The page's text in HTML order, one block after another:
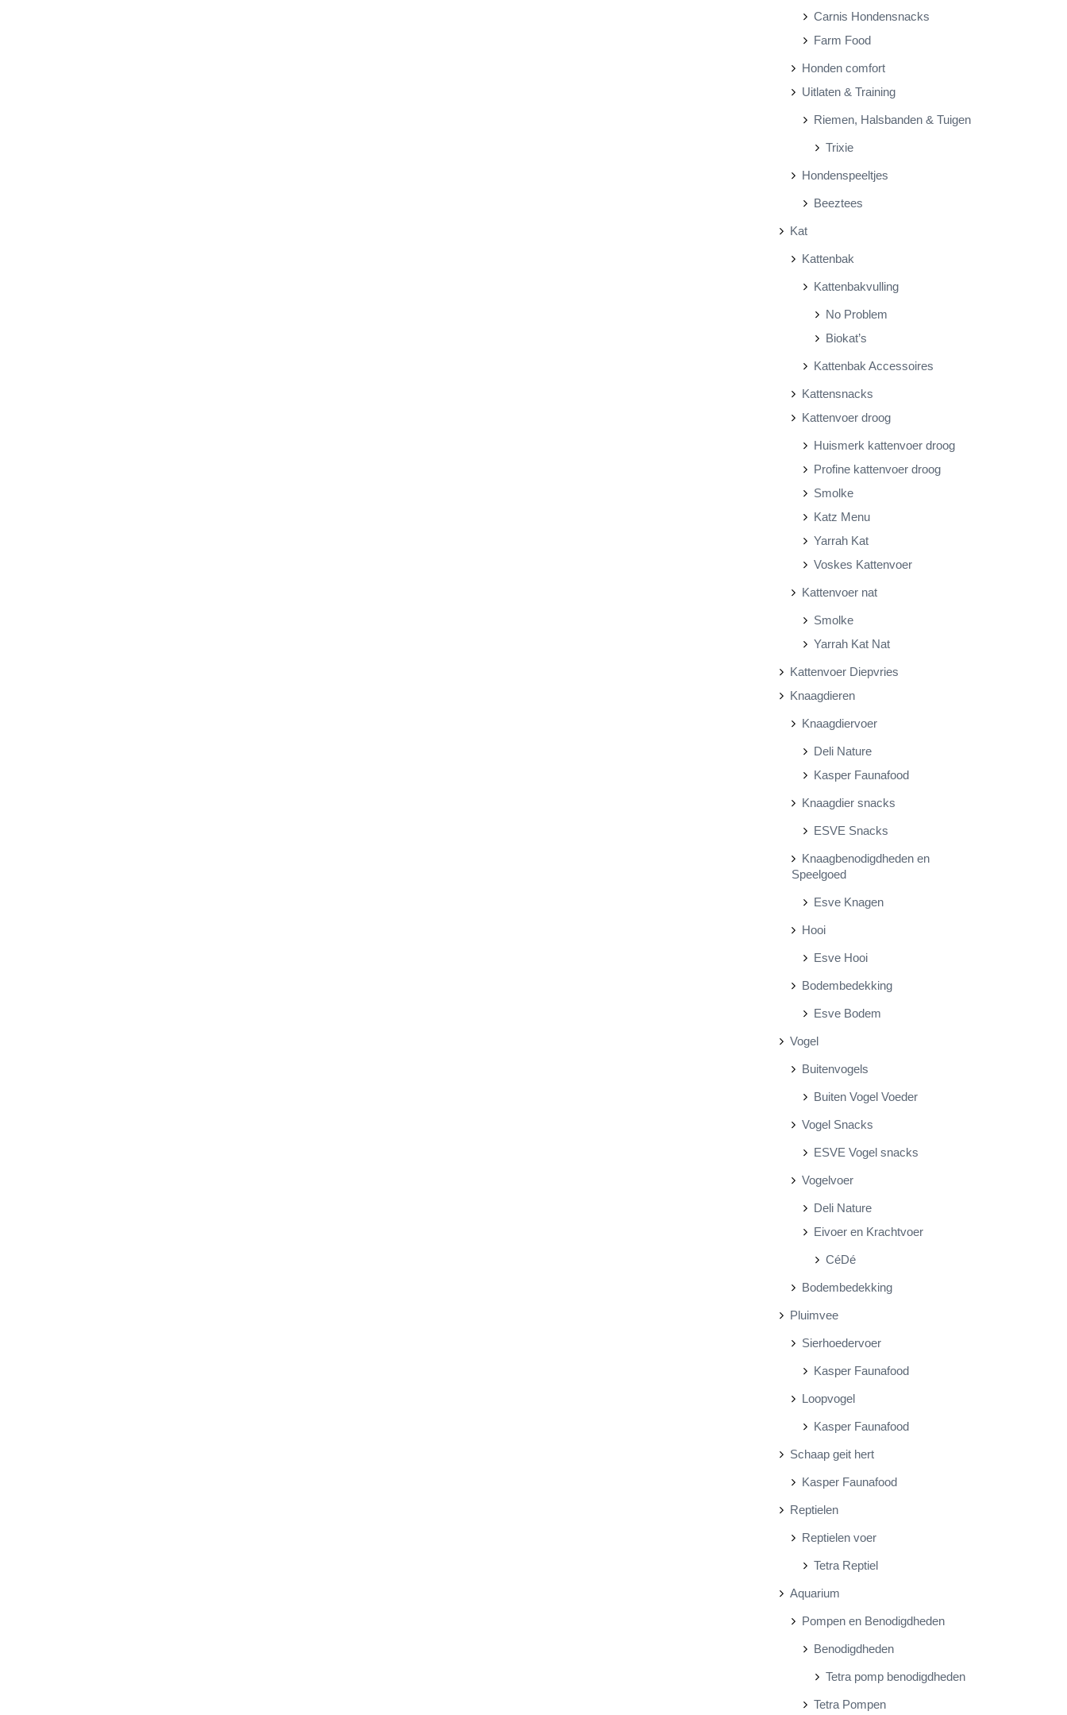
Carnis Hondensnacks
Farm Food
Honden comfort
Uitlaten & Training
Riemen, Halsbanden & Tuigen
Trixie
Hondenspeeltjes
Beeztees
Kat
Kattenbak
Kattenbakvulling
No Problem
Biokat’s
Kattenbak Accessoires
Kattensnacks
Kattenvoer droog
Huismerk kattenvoer droog
Profine kattenvoer droog
Smolke
Katz Menu
Yarrah Kat
Voskes Kattenvoer
Kattenvoer nat
Smolke
Yarrah Kat Nat
Kattenvoer Diepvries
Knaagdieren
Knaagdiervoer
Deli Nature
Kasper Faunafood
Knaagdier snacks
ESVE Snacks
Knaagbenodigdheden en
Speelgoed
Esve Knagen
Hooi
Esve Hooi
Bodembedekking
Esve Bodem
Vogel
Buitenvogels
Buiten Vogel Voeder
Vogel Snacks
ESVE Vogel snacks
Vogelvoer
Deli Nature
Eivoer en Krachtvoer
CéDé
Bodembedekking
Pluimvee
Sierhoedervoer
Kasper Faunafood
Loopvogel
Kasper Faunafood
Schaap geit hert
Kasper Faunafood
Reptielen
Reptielen voer
Tetra Reptiel
Aquarium
Pompen en Benodigdheden
Benodigdheden
Tetra pomp benodigdheden
Tetra Pompen